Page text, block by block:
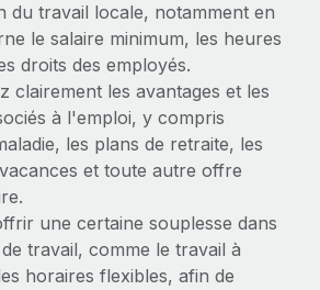
du travail locale, notamment en
le salaire minimum, les heures
droits des employés.
clairement les avantages et les
à l'emploi, y compris
les plans de retraite, les
et toute autre offre
une certaine souplesse dans
travail, comme le travail à
horaires flexibles, afin de